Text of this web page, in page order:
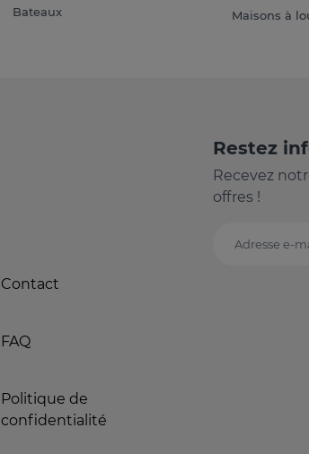
Bateaux Maisons à
Contact
FAQ
Politique de
confidentialité
Restez
Recevez
offres !
Adresse e-